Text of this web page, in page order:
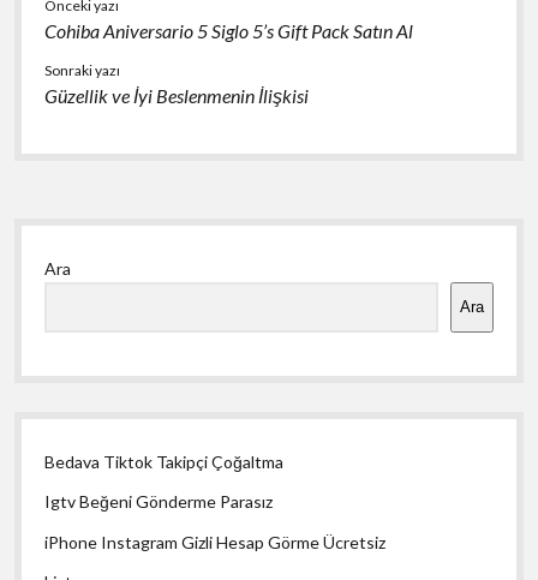
Önceki yazı
Cohiba Aniversario 5 Siglo 5’s Gift Pack Satın Al
Sonraki yazı
Güzellik ve İyi Beslenmenin İlişkisi
Yan
Menü
Ara
Ara
Bedava Tiktok Takipçi Çoğaltma
Igtv Beğeni Gönderme Parasız
iPhone Instagram Gizli Hesap Görme Ücretsiz